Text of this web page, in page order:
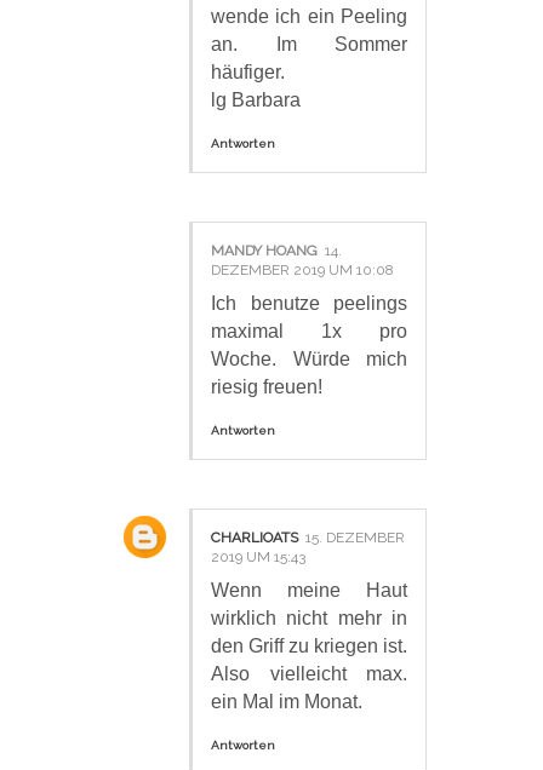
wende ich ein Peeling
an. Im Sommer
häufiger.
lg Barbara
Antworten
MANDY HOANG 14.
DEZEMBER 2019 UM 10:08
Ich benutze peelings
maximal 1x pro
Woche. Würde mich
riesig freuen!
Antworten
CHARLIOATS 15. DEZEMBER
2019 UM 15:43
Wenn meine Haut
wirklich nicht mehr in
den Griff zu kriegen ist.
Also vielleicht max.
ein Mal im Monat.
Antworten